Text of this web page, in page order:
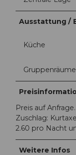
Ausstattung /
Küche
Gruppenräume
Preis auf Anfrage.
Zuschlag:
2.60 pro Nacht
Weitere Infos